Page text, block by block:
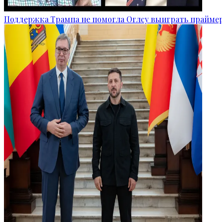
Поддержка Трампа не помогла Оглсу выиграть